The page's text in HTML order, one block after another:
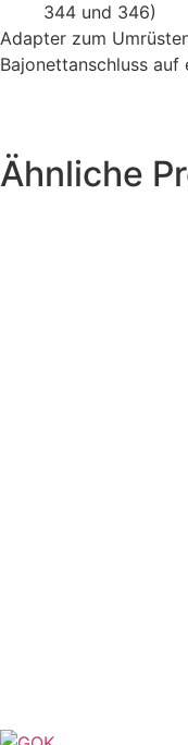
344 und 346)
Adapter zum
Bajonettanschluss auf
Ähnliche